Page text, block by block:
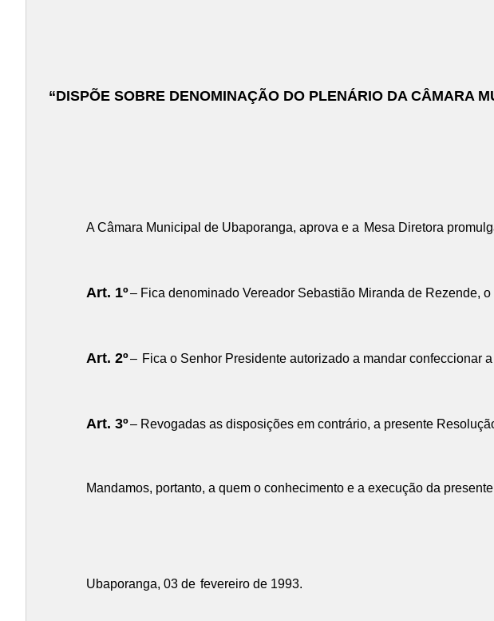
“DISPÕE SOBRE DENOMINAÇÃO DO PLENÁRIO DA CÂMARA
A Câmara Municipal de Ubaporanga, aprova e a Mesa Diretora
Art. 1º– Fica denominado Vereador Sebastião Miranda de Rezende,
Art. 2º– Fica o Senhor Presidente autorizado a mandar confeccionar
Art. 3º– Revogadas as disposições em contrário, a presente
Mandamos, portanto, a quem o conhecimento e a execução da
Ubaporanga, 03 de fevereiro de 1993.